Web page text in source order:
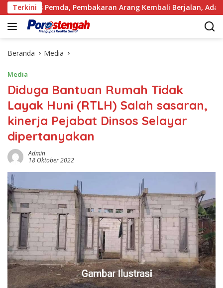
Langsung
ke
konten
Terkini
Pemda, Pembakaran Arang Kembali Berjalan, Ada Apa
Beranda Media
Media
Diduga Bantuan Rumah Tidak
Layak Huni (RTLH) Salah sasaran,
kinerja Pejabat Dinsos Selayar
dipertanyakan
Admin
18 Oktober 2022